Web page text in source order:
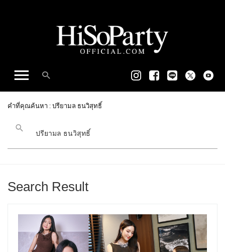
คำที่คุณค้นหา : ปรียามล ธนวิสุทธิ์
Search Result